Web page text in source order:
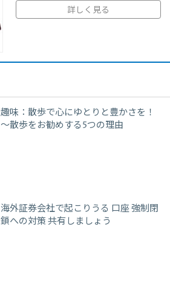
詳しく見る
趣味：散歩で心にゆとりと豊かさを！
～散歩をお勧めする5つの理由
海外証券会社で起こりうる 口座 強制閉
鎖への対策 共有しましょう